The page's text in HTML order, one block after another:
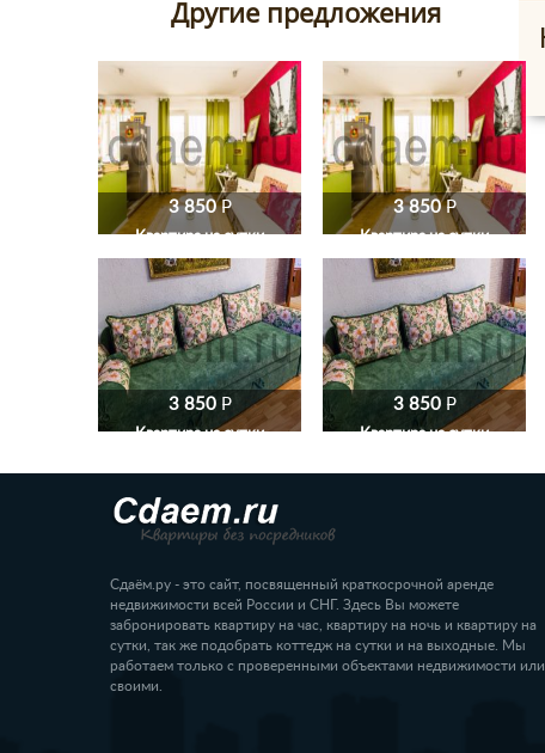
Другие предложения
3 850P
Квартира на сутки
3 850P
Квартира на сутки
3 850 P
Квартира на сутки
3 850 P
Квартира на сутки
Сдаём.ру - это сайт, посвященный краткосрочной аренде
недвижимости всей России и СНГ. Здесь Вы можете
забронировать квартиру на час, квартиру на ночь и квартиру на
сутки, так же подобрать коттедж на сутки и на выходные. Мы
работаем только с проверенными объектами недвижимости или
своими.